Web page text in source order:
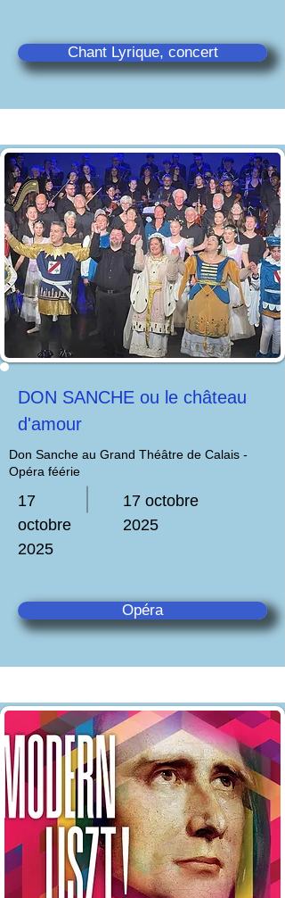
Chant Lyrique, concert
DON SANCHE ou le château
d'amour
Don Sanche au Grand Théâtre de Calais -
Opéra féérie
17
octobre
2025
17 octobre
2025
Opéra